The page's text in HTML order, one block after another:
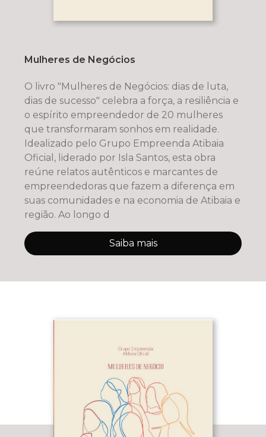
Mulheres de Negócios
O livro "Mulheres de Negócios: dias de luta,
dias de sucesso" celebra a força, a resiliência e
o espírito empreendedor de 20 mulheres
que transformaram sonhos em realidade.
Idealizado pelo Grupo Empreenda Atibaia
Oficial, liderado por Isla Santos, esta obra
reúne relatos autênticos e marcantes de
empreendedoras que fazem a diferença em
suas comunidades e na economia de Atibaia e
região. Ao longo d
Saiba mais